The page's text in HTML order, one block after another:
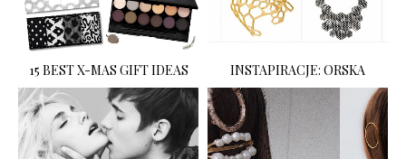
15 BEST X-MAS GIFT IDEAS INSTAPIRACJE: ORSKA